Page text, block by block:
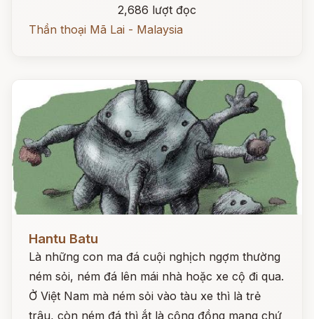
2,686 lượt đọc
Thần thoại Mã Lai - Malaysia
Hantu Batu
Là những con ma đá cuội nghịch ngợm thường
ném sỏi, ném đá lên mái nhà hoặc xe cộ đi qua.
Ở Việt Nam mà ném sỏi vào tàu xe thì là trẻ
trâu, còn ném đá thì ắt là cộng đồng mạng chứ